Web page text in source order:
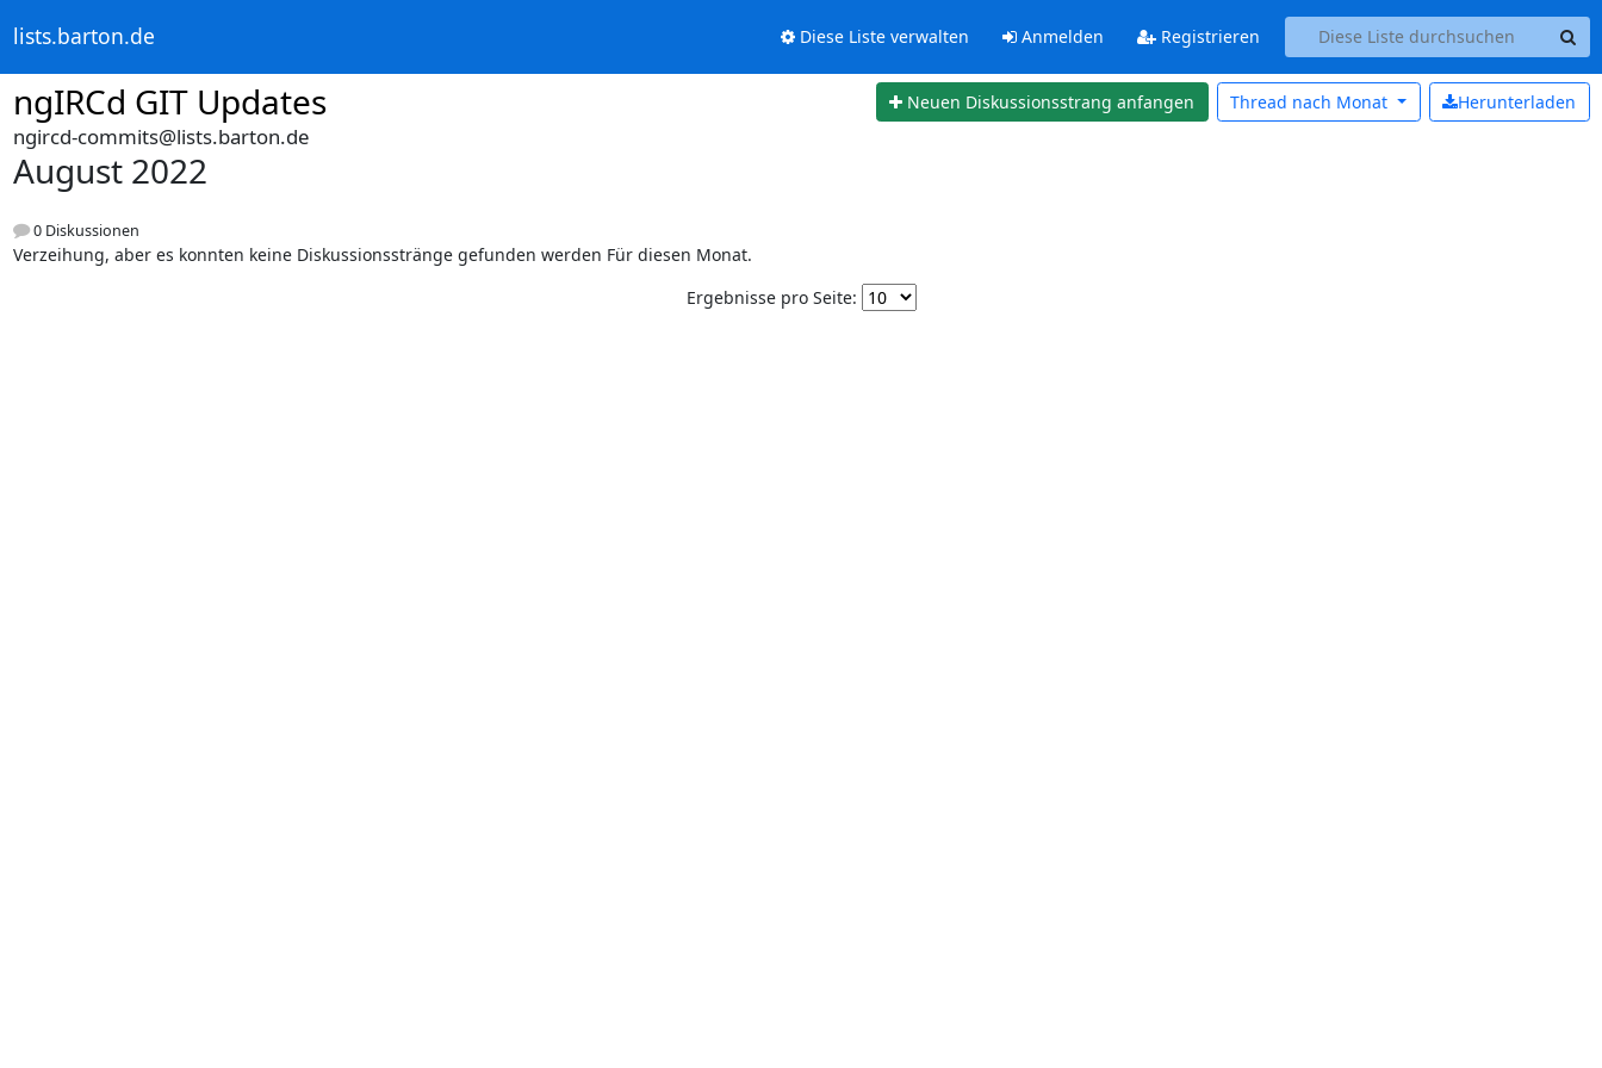
lists.barton.de Diese Liste verwalten Anmelden Registrieren
ngIRCd GIT Updates Neuen Diskussionsstrang anfangen Herunterladen
Thread nach Monat
ngircd-commits@lists.barton.de
August 2022
0 Diskussionen
Verzeihung, aber es konnten keine Diskussionsstränge gefunden werden Für diesen Monat.
Ergebnisse pro Seite: